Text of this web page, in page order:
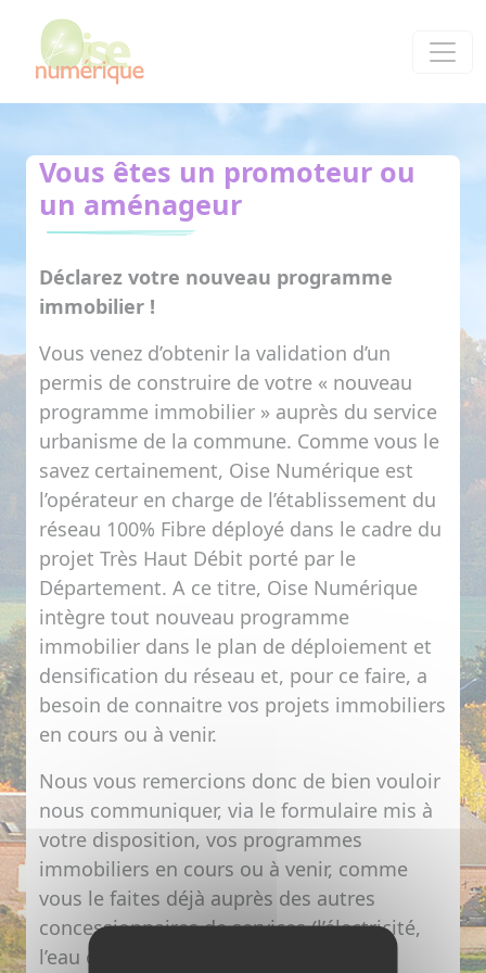
Vous êtes un promoteur ou
un aménageur
Déclarez votre nouveau programme
immobilier !
Vous venez d’obtenir la validation d’un
permis de construire de votre « nouveau
programme immobilier » auprès du service
urbanisme de la commune. Comme vous le
savez certainement, Oise Numérique est
l’opérateur en charge de l’établissement du
réseau 100% Fibre déployé dans le cadre du
projet Très Haut Débit porté par le
Département. A ce titre, Oise Numérique
intègre tout nouveau programme
immobilier dans le plan de déploiement et
densification du réseau et, pour ce faire, a
besoin de connaitre vos projets immobiliers
en cours ou à venir.
Nous vous remercions donc de bien vouloir
nous communiquer, via le formulaire mis à
votre disposition, vos programmes
immobiliers en cours ou à venir, comme
vous le faites déjà auprès des autres
concessionnaires de services (l’électricité,
l’eau ou le gaz) afin d’assurer leur
Panneau de gestion des cookies